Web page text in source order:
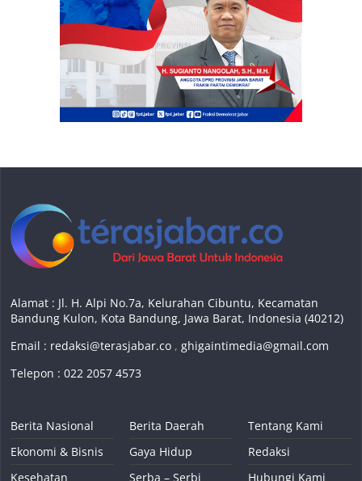
Alamat : Jl. H. Alpi No.7a, Kelurahan Cibuntu, Kecamatan
Bandung Kulon, Kota Bandung, Jawa Barat, Indonesia (40212)
Email : redaksi@terasjabar.co ,ghigaintimedia@gmail.com
Telepon : 022 2057 4573
Berita Nasional
Ekonomi & Bisnis
Kesehatan
Berita Daerah
Gaya Hidup
Serba – Serbi
Tentang Kami
Redaksi
Hubungi Kami